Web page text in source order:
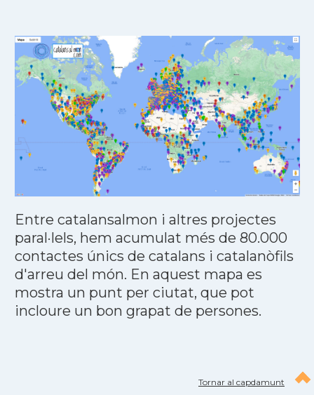
Entre catalansalmon i altres projectes
paral·lels, hem acumulat més de 80.000
contactes únics de catalans i catalanòfils
d'arreu del món. En aquest mapa es
mostra un punt per ciutat, que pot
incloure un bon grapat de persones.
Tornar al capdamunt